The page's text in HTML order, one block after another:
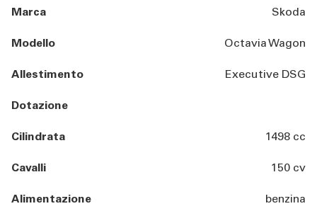
Marca Skoda
Modello Octavia Wagon
Allestimento Executive DSG
Dotazione
Cilindrata 1498 cc
Cavalli 150 cv
Alimentazione benzina